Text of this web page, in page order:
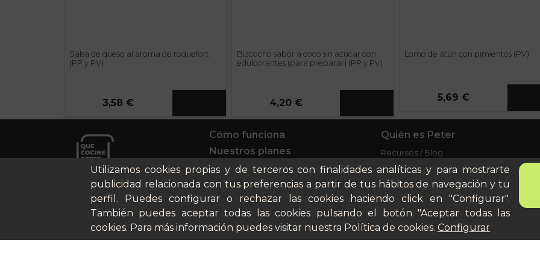
Salsa de queso al aroma de roquefort
(PP y PV)
3,58 €
Bizcocho sabor a coco sin azúcar con
edulcorantes (para preparar) (PP y PV)
4,20 €
Lomo de atún con pimientos (PV)
5,69 €
Utilizamos cookies propias y de terceros con finalidades analíticas y para mostrarte
publicidad relacionada con tus preferencias a partir de tus hábitos de navegación y tu
perfil. Puedes configurar o rechazar las cookies haciendo click en "Configurar".
También puedes aceptar todas las cookies pulsando el botón "Aceptar todas las
cookies. Para más información puedes visitar nuestra Política de cookies. Configurar
Cómo funciona
Nuestros planes
Casos de éxito
Soy un particular
Quién es Peter
Recursos / Blog
Cultura
Llámanos al 644 52 51 02
Escríbenos al Whatsapp
Escríbenos al correo
De lunes a viernes de 8:30 a